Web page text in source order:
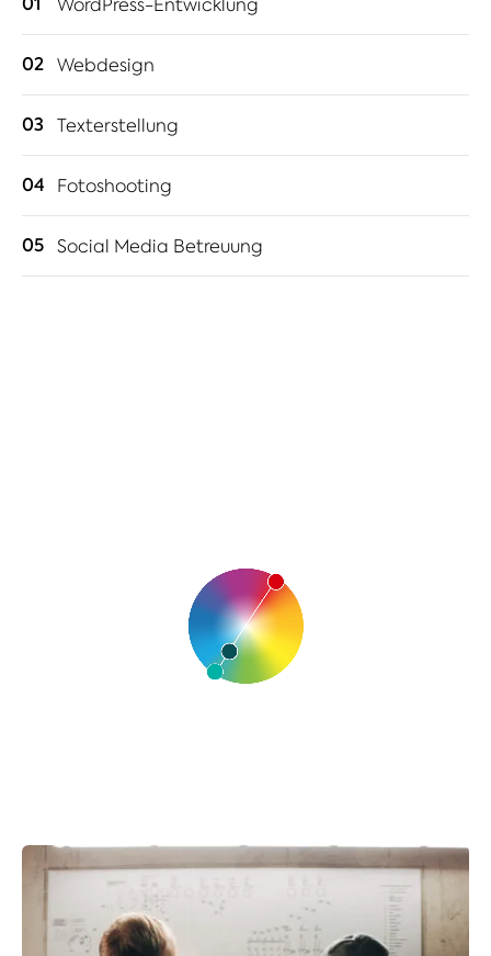
WordPress-Entwicklung
02 Webdesign
03 Texterstellung
04 Fotoshooting
05 Social Media Betreuung